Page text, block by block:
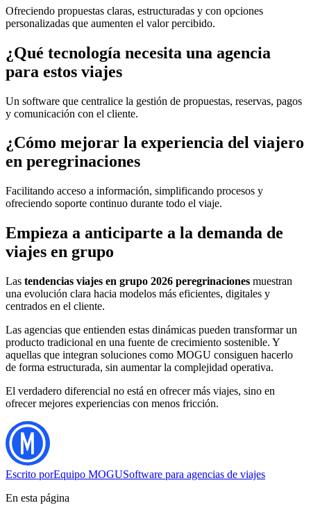
Ofreciendo propuestas claras, estructuradas y con opciones
personalizadas que aumenten el valor percibido.
¿Qué tecnología necesita una agencia
para estos viajes
Un software que centralice la gestión de propuestas, reservas, pagos
y comunicación con el cliente.
¿Cómo mejorar la experiencia del viajero
en peregrinaciones
Facilitando acceso a información, simplificando procesos y
ofreciendo soporte continuo durante todo el viaje.
Empieza a anticiparte a la demanda de
viajes en grupo
Las tendencias viajes en grupo 2026 peregrinaciones muestran
una evolución clara hacia modelos más eficientes, digitales y
centrados en el cliente.
Las agencias que entienden estas dinámicas pueden transformar un
producto tradicional en una fuente de crecimiento sostenible. Y
aquellas que integran soluciones como MOGU consiguen hacerlo
de forma estructurada, sin aumentar la complejidad operativa.
El verdadero diferencial no está en ofrecer más viajes, sino en
ofrecer mejores experiencias con menos fricción.
Escrito porEquipo MOGUSoftware para agencias de viajes
En esta página